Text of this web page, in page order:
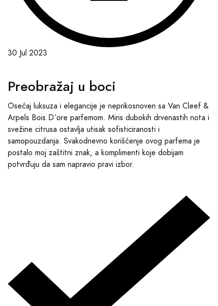
30 Jul 2023
Preobražaj u boci
Osećaj luksuza i elegancije je neprikosnoven sa Van Cleef &
Arpels Bois D`ore parfemom. Miris dubokih drvenastih nota i
svežine citrusa ostavlja utisak sofisticiranosti i
samopouzdanja. Svakodnevno korišćenje ovog parfema je
postalo moj zaštitni znak, a komplimenti koje dobijam
potvrđuju da sam napravio pravi izbor.